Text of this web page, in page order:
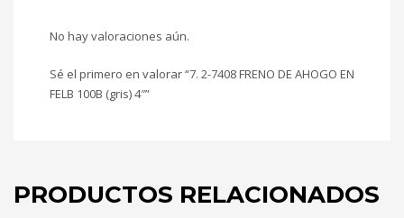
No hay valoraciones aún.
Sé el primero en valorar “7. 2-7408 FRENO DE AHOGO EN
FELB 100B (gris) 4″”
PRODUCTOS RELACIONADOS